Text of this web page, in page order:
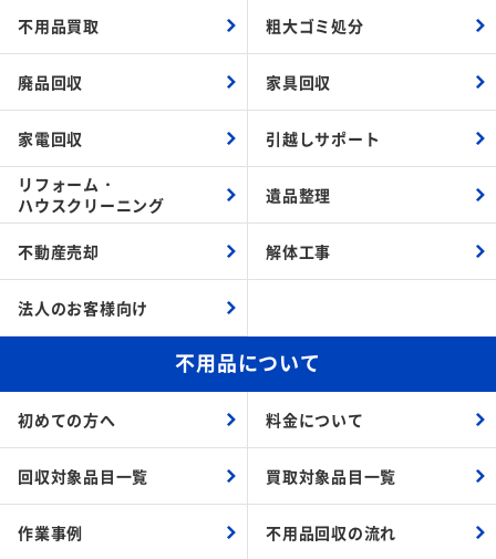
不用品買取 粗大ゴミ処分
廃品回収 家具回収
家電回収 引越しサポート
リフォーム・
ハウスクリーニング
遺品整理
不動産売却 解体工事
法人のお客様向け
不用品について
初めての方へ 料金について
回収対象品目一覧 買取対象品目一覧
作業事例 不用品回収の流れ